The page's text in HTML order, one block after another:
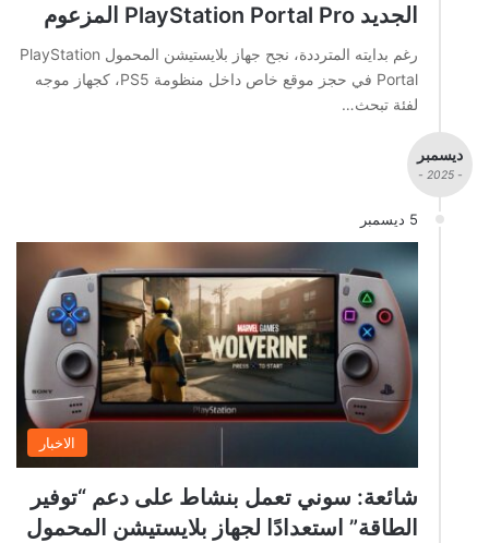
الجديد PlayStation Portal Pro المزعوم
رغم بدايته المترددة، نجح جهاز بلايستيشن المحمول PlayStation
Portal في حجز موقع خاص داخل منظومة PS5، كجهاز موجه
لفئة تبحث…
ديسمبر
- 2025 -
5 ديسمبر
الاخبار
شائعة: سوني تعمل بنشاط على دعم “توفير
الطاقة” استعدادًا لجهاز بلايستيشن المحمول